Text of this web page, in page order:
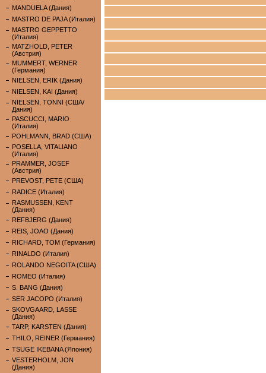
MANDUELA (Дания)
MASTRO DE PAJA (Италия)
MASTRO GEPPETTO
(Италия)
MATZHOLD, PETER
(Австрия)
MUMMERT, WERNER
(Германия)
NIELSEN, ERIK (Дания)
NIELSEN, KAI (Дания)
NIELSEN, TONNI (США/
Дания)
PASCUCCI, MARIO
(Италия)
POHLMANN, BRAD (США)
POSELLA, VITALIANO
(Италия)
PRAMMER, JOSEF
(Австрия)
PREVOST, PETE (США)
RADICE (Италия)
RASMUSSEN, KENT
(Дания)
REFBJERG (Дания)
REIS, JOAO (Дания)
RICHARD, TOM (Германия)
RINALDO (Италия)
ROLANDO NEGOITA (США)
ROMEO (Италия)
S. BANG (Дания)
SER JACOPO (Италия)
SKOVGAARD, LASSE
(Дания)
TARP, KARSTEN (Дания)
THILO, REINER (Германия)
TSUGE IKEBANA (Япония)
VESTERHOLM, JON
(Дания)